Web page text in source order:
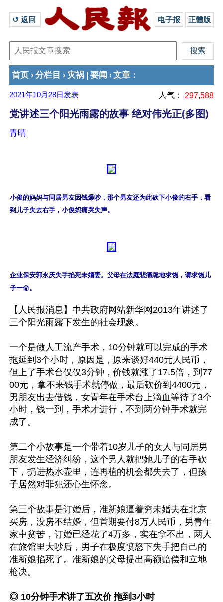
↺ 返回 电子报 正體版
首页 › 分栏目 › 灾祸 要闻 › 文章 ：
2021年10月28日 发表 人气： 297,588
党讲述三个阳光雨露的故事 绝对伟光正(多图)
青晴
小俊的妈妈与同居男友因钱爆吵，那个男友还为此砍下小俊的右手，看
到儿子失去右手，小俊妈痛哭失声。
企业保安郭永庆失手掐死未婚妻。父母在法庭悲痛跪地求饶，请求饶儿
子一命。
【人民报消息】中共政府网站新华网2013年讲述了
三个阳光雨露下发生的社会现象。
一个是做人工流产手术，10分钟就可以完成的手术
拖延到3个小时，原因是，原来谈好440元人民币，
但上了手术台仅仅3分钟，价钱就涨了17.5倍，到77
00元，拿不来钱手术就停做，最后砍价到4400元，
男朋友出去借钱，女青年在手术台上滴血等待了3个
小时，钱一到，手术才进行，不到两分钟手术就完
成了。
第二个小故事是一个带着10岁儿子的女人与同居男
朋友发生经济纠纷，这个男人就把她儿子的右手砍
下，扔进热水壶里，连再植的机会都失去了，但孩
子居然对罪犯还心生怀念。
第三个故事是订婚后，准新娘逼着穷未婚夫在北京
买房，没房不结婚，但首期要付8万人民币，男青年
家中贫苦，订婚已经花了4万多，实在拿不出，两人
在旅馆里大吵后，男子在极度愤怒下失手把自己的
准新娘掐死了。准新娘的父母提出高额赔偿和立地
枪决。
◎ 10分钟手术讲了五次价 拖到3小时